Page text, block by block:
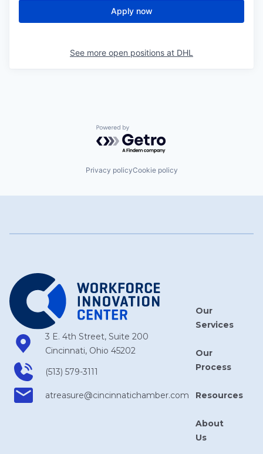
Apply now
See more open positions at DHL
Powered by Getro.com
Privacy policyCookie policy
3 E. 4th Street, Suite 200
Cincinnati, Ohio 45202
(513) 579-3111
atreasure​@cincinnatichamber​.com
Our
Services
Our
Process
Resources
About
Us